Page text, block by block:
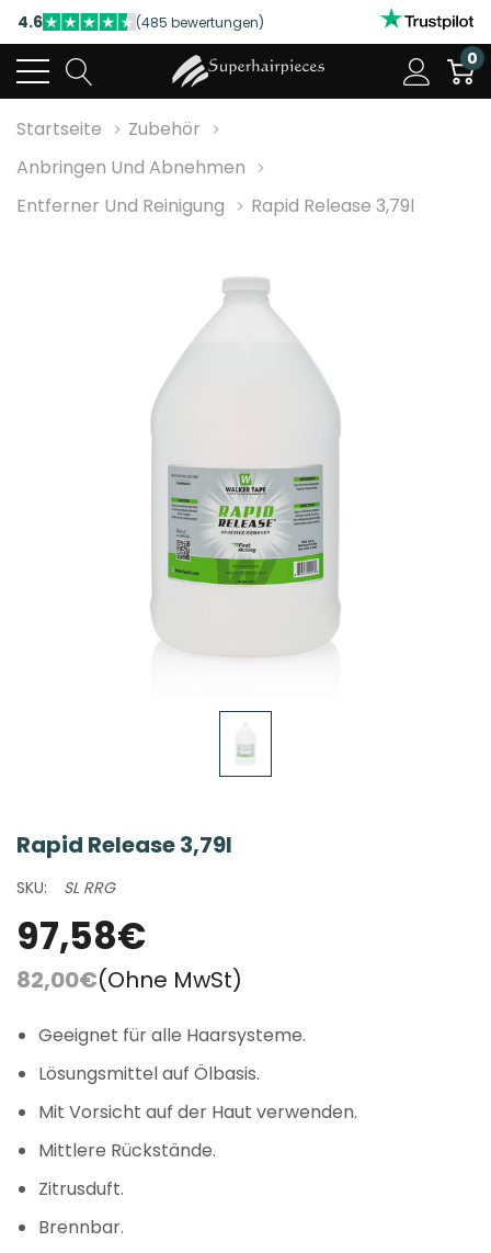
4.6 (485 bewertungen)
NUTZEN SIE UNSERE WILLKOMMENSRABATTE
4.6
(485 bewertungen)
0
Startseite
Zubehör
Anbringen Und Abnehmen
Entferner Und Reinigung
Rapid Release 3,79l
Rapid Release 3,79l
SKU: SL RRG
97,58€
82,00€(Ohne MwSt)
Geeignet für alle Haarsysteme.
Lösungsmittel auf Ölbasis.
Mit Vorsicht auf der Haut verwenden.
Mittlere Rückstände.
Zitrusduft.
Brennbar.